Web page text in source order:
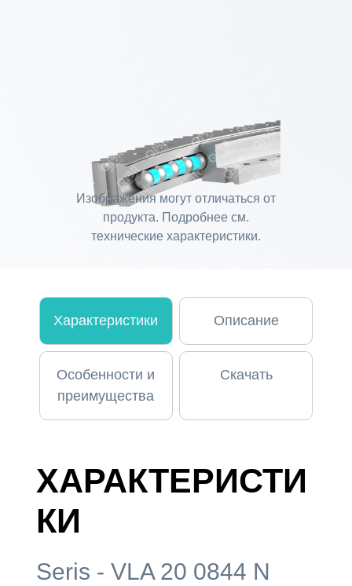
Изображения могут отличаться от
продукта. Подробнее см.
технические характеристики.
Характеристики Описание
Особенности и
преимущества
Скачать
ХАРАКТЕРИСТИ
КИ
Seris - VLA 20 0844 N